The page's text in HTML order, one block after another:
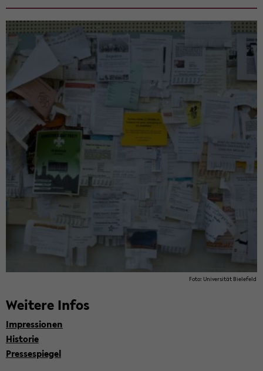
Foto: Uni­ver­si­tät Bie­le­feld
Wei­te­re Infos
Im­pres­sio­nen
His­to­rie
Pres­se­spie­gel